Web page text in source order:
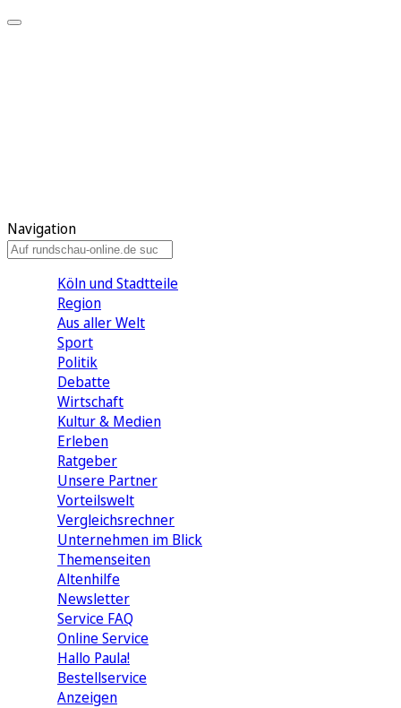
Navigation
Köln und Stadtteile
Region
Aus aller Welt
Sport
Politik
Debatte
Wirtschaft
Kultur & Medien
Erleben
Ratgeber
Unsere Partner
Vorteilswelt
Vergleichsrechner
Unternehmen im Blick
Themenseiten
Altenhilfe
Newsletter
Service FAQ
Online Service
Hallo Paula!
Bestellservice
Anzeigen